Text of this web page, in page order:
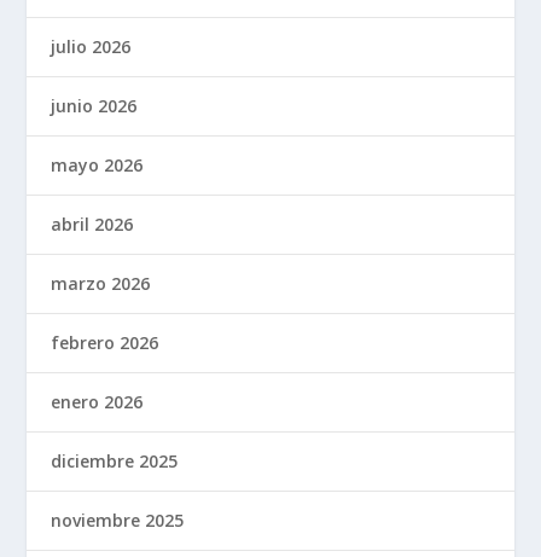
julio 2026
junio 2026
mayo 2026
abril 2026
marzo 2026
febrero 2026
enero 2026
diciembre 2025
noviembre 2025